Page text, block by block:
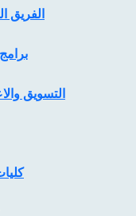
الفريق
التسويق